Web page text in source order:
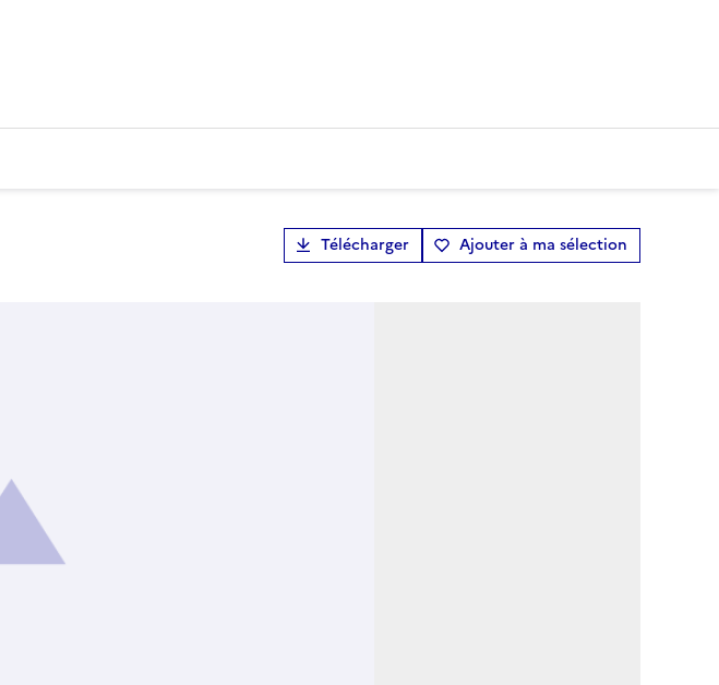
Télécharger Ajouter à ma sélection